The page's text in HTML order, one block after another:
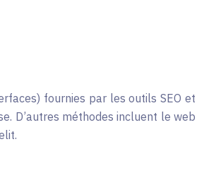
fournies par les outils SEO et
D’autres méthodes incluent le web